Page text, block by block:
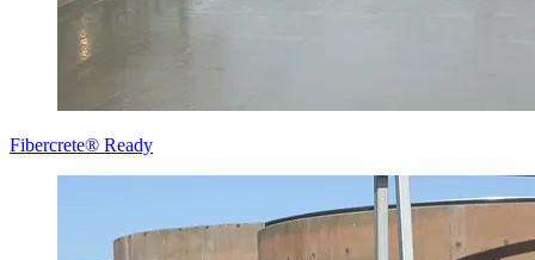
Fibercrete® Ready